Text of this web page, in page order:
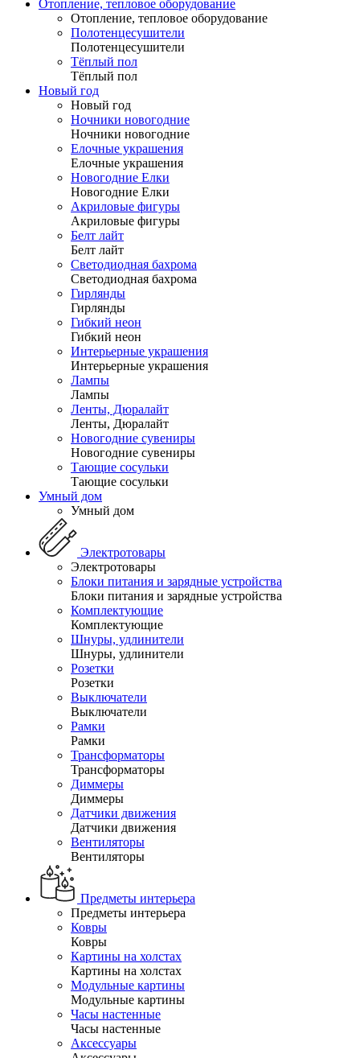
Отопление, тепловое оборудование
Отопление, тепловое оборудование
Полотенцесушители
Полотенцесушители
Тёплый пол
Тёплый пол
Новый год
Новый год
Ночники новогодние
Ночники новогодние
Елочные украшения
Елочные украшения
Новогодние Елки
Новогодние Елки
Акриловые фигуры
Акриловые фигуры
Белт лайт
Белт лайт
Светодиодная бахрома
Светодиодная бахрома
Гирлянды
Гирлянды
Гибкий неон
Гибкий неон
Интерьерные украшения
Интерьерные украшения
Лампы
Лампы
Ленты, Дюралайт
Ленты, Дюралайт
Новогодние сувениры
Новогодние сувениры
Тающие сосульки
Тающие сосульки
Умный дом
Умный дом
Электротовары
Электротовары
Блоки питания и зарядные устройства
Блоки питания и зарядные устройства
Комплектующие
Комплектующие
Шнуры, удлинители
Шнуры, удлинители
Розетки
Розетки
Выключатели
Выключатели
Рамки
Рамки
Трансформаторы
Трансформаторы
Диммеры
Диммеры
Датчики движения
Датчики движения
Вентиляторы
Вентиляторы
Предметы интерьера
Предметы интерьера
Ковры
Ковры
Картины на холстах
Картины на холстах
Модульные картины
Модульные картины
Часы настенные
Часы настенные
Аксессуары